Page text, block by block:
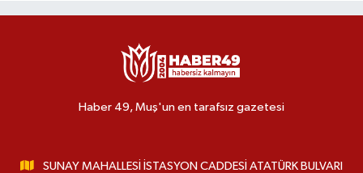
Haber 49, Muş'un en tarafsız gazetesi
SUNAY MAHALLESİ İSTASYON CADDESİ ATATÜRK BULVARI